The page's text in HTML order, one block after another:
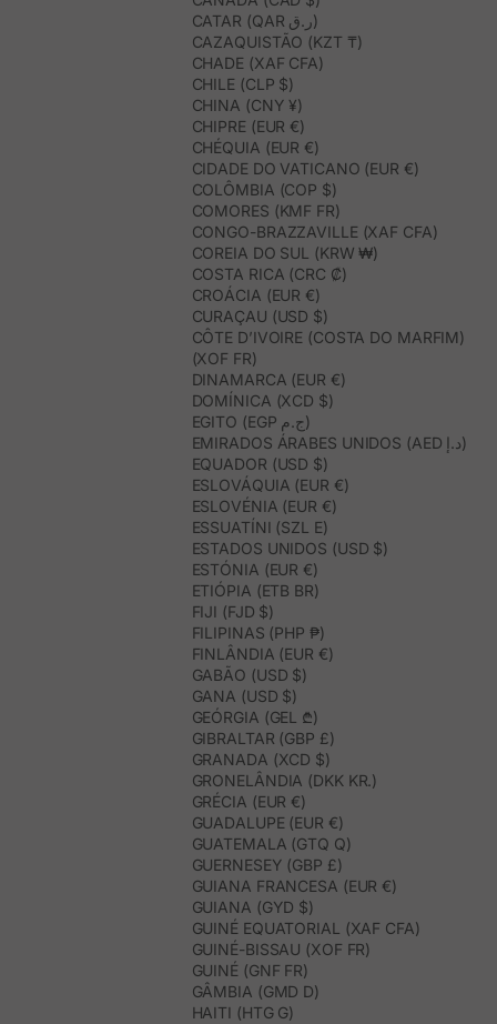
CATAR (QAR ر.ق)
CAZAQUISTÃO (KZT ₸)
CHADE (XAF CFA)
CHILE (CLP $)
CHINA (CNY ¥)
CHIPRE (EUR €)
CHÉQUIA (EUR €)
CIDADE DO VATICANO (EUR €)
COLÔMBIA (COP $)
COMORES (KMF FR)
CONGO-BRAZZAVILLE (XAF CFA)
COREIA DO SUL (KRW ₩)
COSTA RICA (CRC ₡)
CROÁCIA (EUR €)
CURAÇAU (USD $)
CÔTE D’IVOIRE (COSTA DO MARFIM)
(XOF FR)
DINAMARCA (EUR €)
DOMÍNICA (XCD $)
EGITO (EGP ج.م)
EMIRADOS ÁRABES UNIDOS (AED د.إ)
EQUADOR (USD $)
ESLOVÁQUIA (EUR €)
ESLOVÉNIA (EUR €)
ESSUATÍNI (SZL E)
ESTADOS UNIDOS (USD $)
ESTÓNIA (EUR €)
ETIÓPIA (ETB BR)
FIJI (FJD $)
FILIPINAS (PHP ₱)
FINLÂNDIA (EUR €)
GABÃO (USD $)
GANA (USD $)
GEÓRGIA (GEL ₾)
GIBRALTAR (GBP £)
GRANADA (XCD $)
GRONELÂNDIA (DKK KR.)
GRÉCIA (EUR €)
GUADALUPE (EUR €)
GUATEMALA (GTQ Q)
GUERNESEY (GBP £)
GUIANA FRANCESA (EUR €)
GUIANA (GYD $)
GUINÉ EQUATORIAL (XAF CFA)
GUINÉ-BISSAU (XOF FR)
GUINÉ (GNF FR)
GÂMBIA (GMD D)
HAITI (HTG G)